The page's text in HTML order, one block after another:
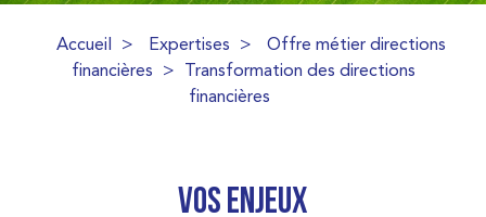
Accueil > Expertises >
Offre métier directions
financières > Transformation des directions
financières
Vos enjeux